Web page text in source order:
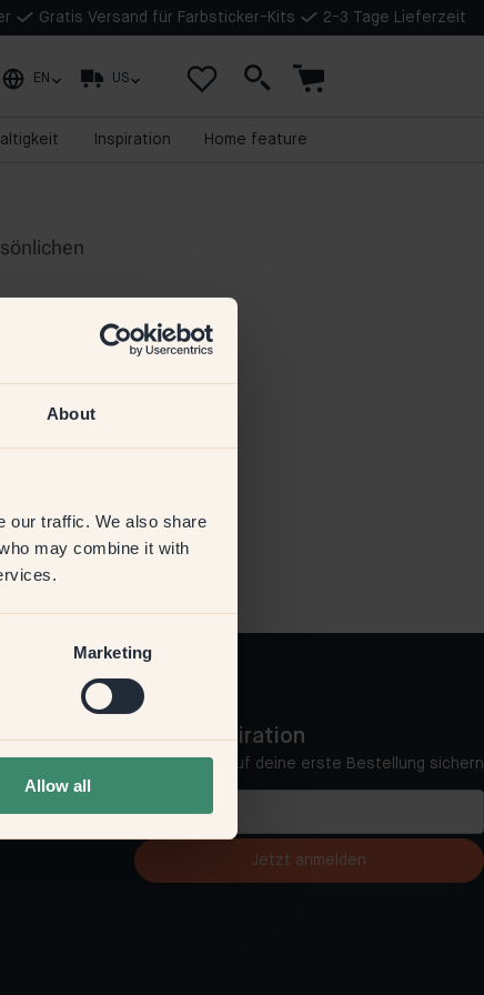
About
our traffic. We also share
may combine it with
Marketing
Allow all
Gratis Versand für Farbsticker-Kits 2-3 Tage Lieferzeit
EN US
Inspiration Home feature
Mehr Inspiration
10 % Rabatt auf deine erste Bestellung sichern
Jetzt anmelden